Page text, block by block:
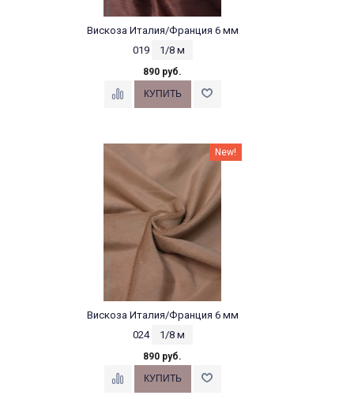
Вискоза Италия/Франция 6 мм
019
1/8 м
890 руб.
New!
Вискоза Италия/Франция 6 мм
024
1/8 м
890 руб.